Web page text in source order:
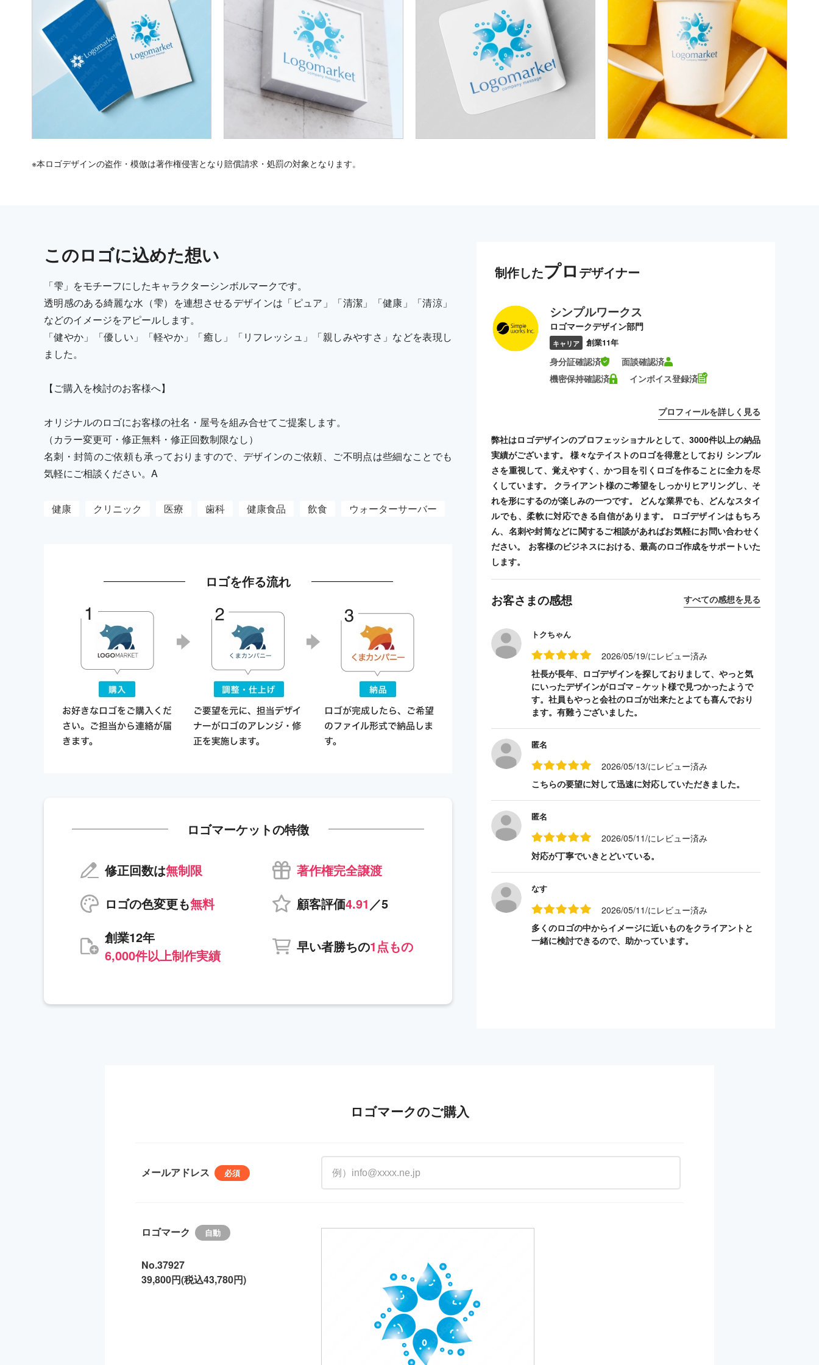
※本ロゴデザインの盗作・模倣は著作権侵害となり賠償請求・処罰の対象となります。
このロゴに込めた想い
「雫」をモチーフにしたキャラクターシンボルマークです。
透明感のある綺麗な水（雫）を連想させるデザインは「ピュア」「清潔」「健康」「清涼」
などのイメージをアピールします。
「健やか」「優しい」「軽やか」「癒し」「リフレッシュ」「親しみやすさ」などを表現し
ました。
【ご購入を検討のお客様へ】
オリジナルのロゴにお客様の社名・屋号を組み合せてご提案します。
（カラー変更可・修正無料・修正回数制限なし）
名刺・封筒のご依頼も承っておりますので、デザインのご依頼、ご不明点は些細なことでも
気軽にご相談ください。A
健康 クリニック 医療 歯科 健康食品 飲食 ウォーターサーバー
ロゴを作る流れ
ロゴマーケットの特徴
修正回数は無制限
著作権完全譲渡
ロゴの色変更も無料 顧客評価4.91 ／5
創業12年
6,000件以上制作実績
早い者勝ちの1点もの
制作したプロ デザイナー
シンプルワークス
ロゴマークデザイン部門
キャリア 創業11年
身分証確認済
面談確認済
機密保持確認済
インボイス登録済
プロフィールを詳しく見る
弊社はロゴデザインのプロフェッショナルとして、3000件以上の納品
実績がございます。 様々なテイストのロゴを得意としており シンプル
さを重視して、覚えやすく、かつ目を引くロゴを作ることに全力を尽
くしています。 クライアント様のご希望をしっかりヒアリングし、そ
れを形にするのが楽しみの一つです。 どんな業界でも、どんなスタイ
ルでも、柔軟に対応できる自信があります。 ロゴデザインはもちろ
ん、名刺や封筒などに関するご相談があればお気軽にお問い合わせく
ださい。 お客様のビジネスにおける、最高のロゴ作成をサポートいた
します。
お客さまの感想 すべての感想を見る
トクちゃん
2026/05/19/にレビュー済み
社長が長年、ロゴデザインを探しておりまして、やっと気
にいったデザインがロゴマ－ケット様で見つかったようで
す。社員もやっと会社のロゴが出来たとよても喜んでおり
ます。有難うございました。
匿名
2026/05/13/にレビュー済み
こちらの要望に対して迅速に対応していただきました。
匿名
2026/05/11/にレビュー済み
対応が丁寧でいきとどいている。
なす
2026/05/11/にレビュー済み
多くのロゴの中からイメージに近いものをクライアントと
一緒に検討できるので、助かっています。
ロゴマークのご購入
メールアドレス
ロゴマーク
No.37927
39,800円(税込43,780円)